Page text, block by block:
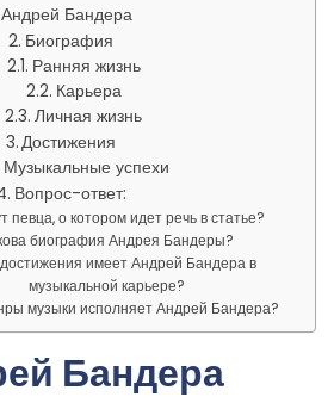
Андрей Бандера
Биография
Ранняя жизнь
Карьера
Личная жизнь
Достижения
Музыкальные успехи
Вопрос-ответ:
певца, о котором идет речь в статье?
биография Андрея Бандеры?
имеет Андрей Бандера в
музыкальной карьере?
музыки исполняет Андрей Бандера?
Бандера